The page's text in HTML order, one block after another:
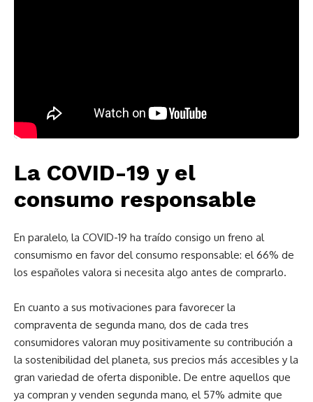
La COVID-19 y el
consumo responsable
En paralelo, la COVID-19 ha traído consigo un freno al
consumismo en favor del consumo responsable: el 66% de
los españoles valora si necesita algo antes de comprarlo.
En cuanto a sus motivaciones para favorecer la
compraventa de segunda mano, dos de cada tres
consumidores valoran muy positivamente su contribución a
la sostenibilidad del planeta, sus precios más accesibles y la
gran variedad de oferta disponible. De entre aquellos que
ya compran y venden segunda mano, el 57% admite que